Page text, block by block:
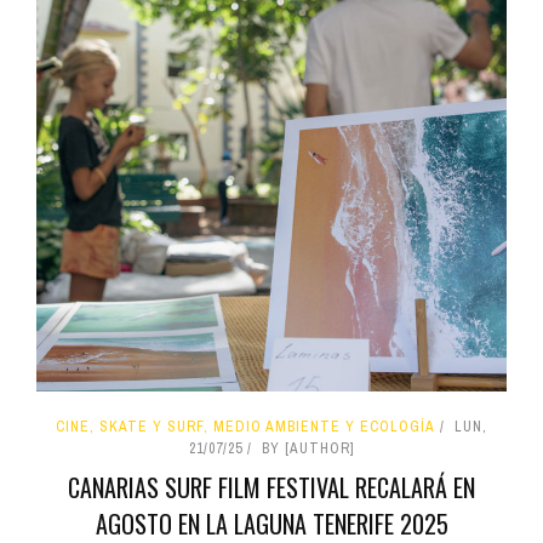
CINE, SKATE Y SURF, MEDIO AMBIENTE Y ECOLOGÍA
LUN,
21/07/25
BY [AUTHOR]
CANARIAS SURF FILM FESTIVAL RECALARÁ EN
AGOSTO EN LA LAGUNA TENERIFE 2025